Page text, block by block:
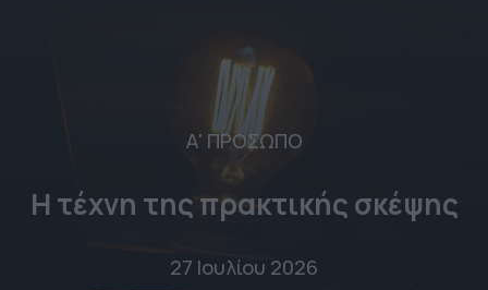
Α' ΠΡΟΣΩΠΟ
Η τέχνη της πρακτικής σκέψης
27 Ιουλίου 2026